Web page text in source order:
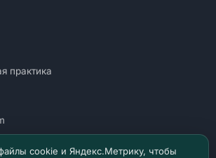
практика
cookie и Яндекс.Метрику, чтобы